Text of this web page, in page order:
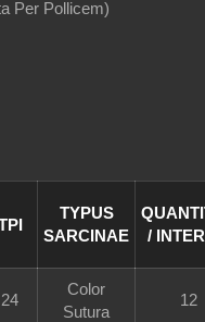
Per Pollicem)
TYPUS
SARCINAE
/
24
Color
Sutura
12